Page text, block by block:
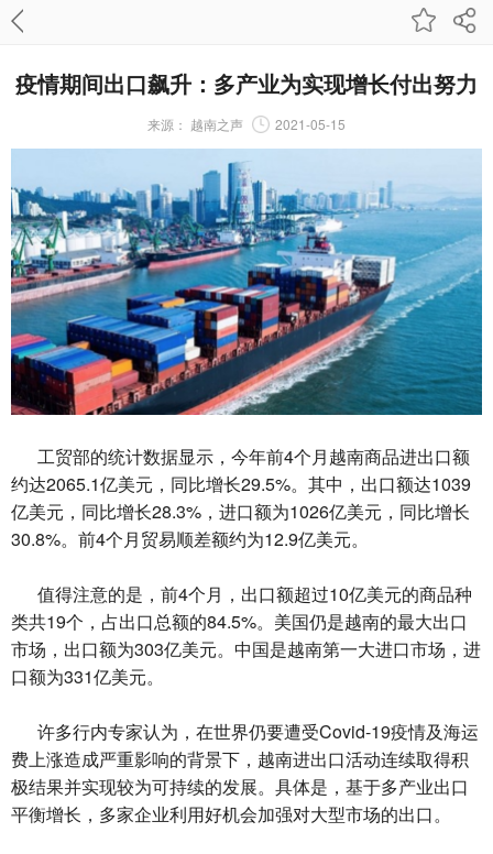
疫情期间出口飙升：多产业为实现增长付出努力
来源： 越南之声 2021-05-15
工贸部的统计数据显示，今年前4个月越南商品进出口额
约达2065.1亿美元，同比增长29.5%。其中，出口额达1039
亿美元，同比增长28.3%，进口额为1026亿美元，同比增长
30.8%。前4个月贸易顺差额约为12.9亿美元。
值得注意的是，前4个月，出口额超过10亿美元的商品种
类共19个，占出口总额的84.5%。美国仍是越南的最大出口
市场，出口额为303亿美元。中国是越南第一大进口市场，进
口额为331亿美元。
许多行内专家认为，在世界仍要遭受Covid-19疫情及海运
费上涨造成严重影响的背景下，越南进出口活动连续取得积
极结果并实现较为可持续的发展。具体是，基于多产业出口
平衡增长，多家企业利用好机会加强对大型市场的出口。